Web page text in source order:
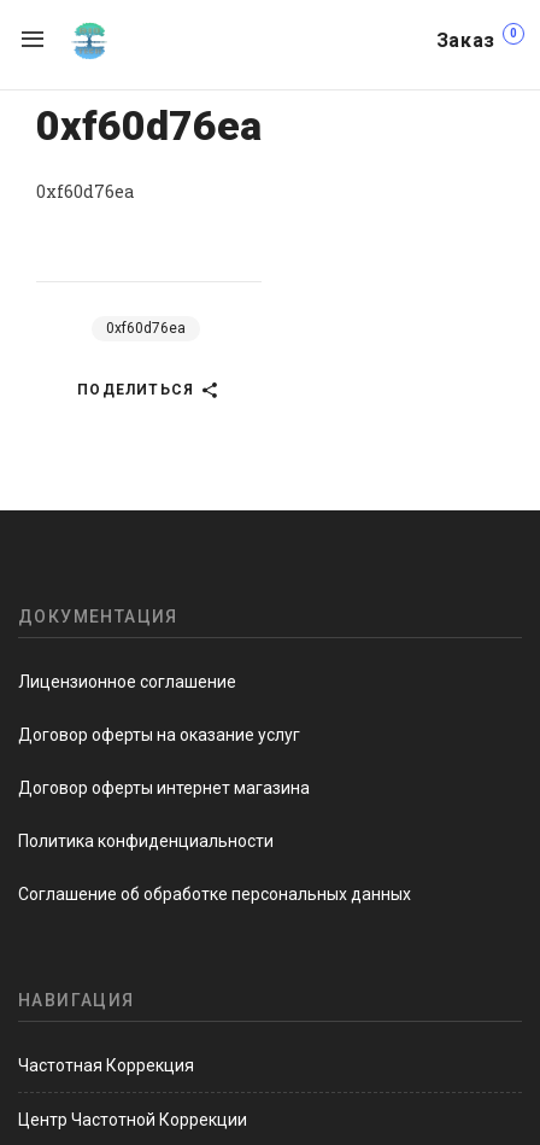
Заказ 0
0xf60d76ea
0xf60d76ea
0xf60d76ea
ПОДЕЛИТЬСЯ
ДОКУМЕНТАЦИЯ
Лицензионное соглашение
Договор оферты на оказание услуг
Договор оферты интернет магазина
Политика конфиденциальности
Соглашение об обработке персональных данных
НАВИГАЦИЯ
Частотная Коррекция
Центр Частотной Коррекции